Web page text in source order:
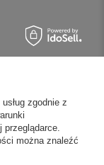
zgodnie z
przeglądarce.
można znaleźć